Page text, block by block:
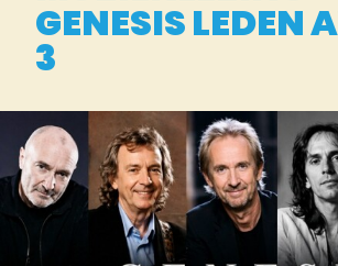
GENESIS LEDEN
3